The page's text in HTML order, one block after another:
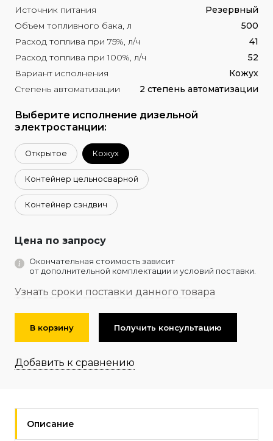
Источник питания
Резервный
Объем топливного бака, л
500
Расход топлива при 75%, л/ч
41
Расход топлива при 100%, л/ч
52
Вариант исполнения
Кожух
Степень автоматизации
2 степень автоматизации
Выберите исполнение дизельной
электростанции:
Открытое Кожух
Контейнер цельносварной
Контейнер сэндвич
Цена по запросу
Окончательная стоимость зависит
от дополнительной комплектации и условий поставки.
Узнать сроки поставки данного товара
В корзину Получить консультацию
Добавить к сравнению
Описание